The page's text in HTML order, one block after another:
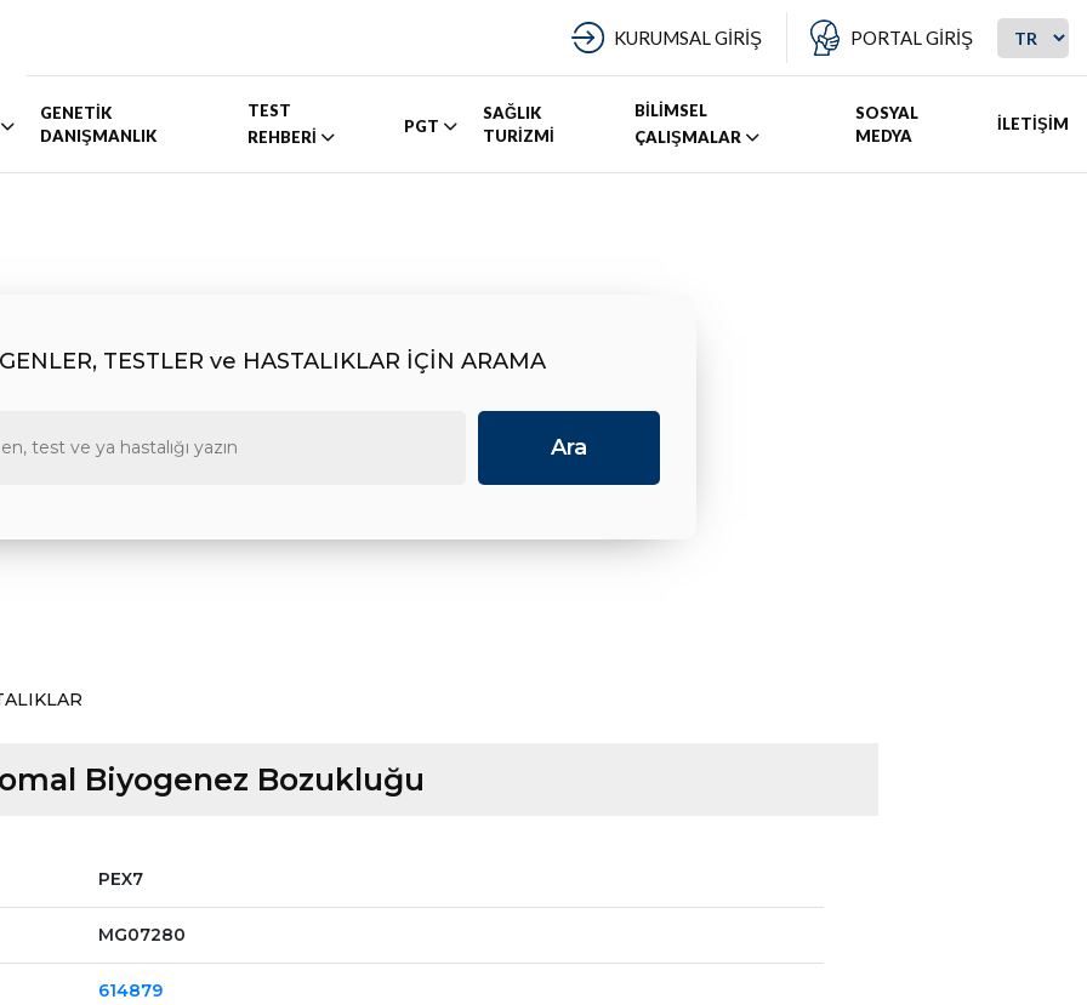
KURUMSAL GİRİŞ PORTAL GİRİŞ
GENETİK
DANIŞMANLIK
TEST
REHBERİ
PGT
SAĞLIK
TURİZMİ
BİLİMSEL
ÇALIŞMALAR
SOSYAL
MEDYA
İLETİŞİM
TESTLER ve HASTALIKLAR İÇİN ARAMA
Biyogenez Bozukluğu
PEX7
MG07280
614879